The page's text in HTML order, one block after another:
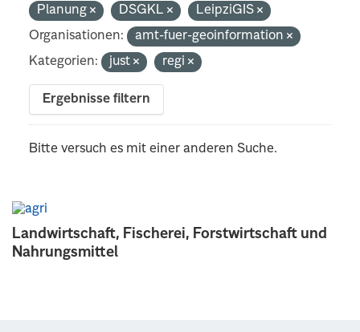
Landwirtschaft, Fischerei, Forstwirtschaft und
Nahrungsmittel
Planung
DSGKL
LeipziGIS
Organisationen:
amt-fuer-geoinformation
Kategorien:
just regi
Ergebnisse filtern
Bitte versuch es mit einer anderen Suche.